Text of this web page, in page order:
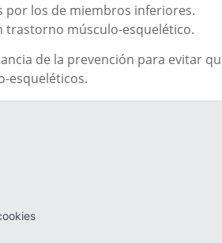
por los de miembros inferiores.
trastorno músculo-esquelético.
de la prevención para evitar
esqueléticos.